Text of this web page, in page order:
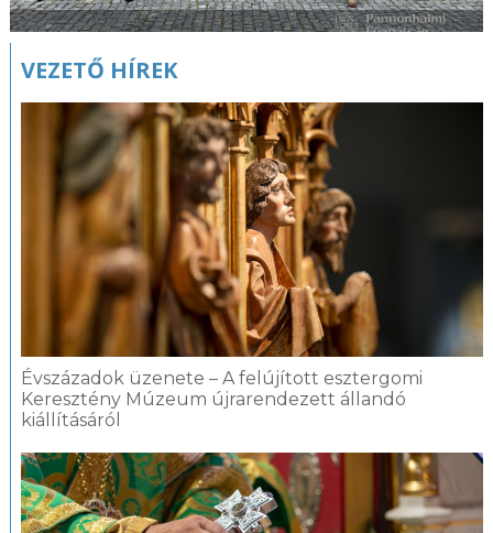
VEZETŐ HÍREK
Évszázadok üzenete – A felújított esztergomi
Keresztény Múzeum újrarendezett állandó
kiállításáról